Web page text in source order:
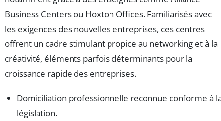
Business Centers ou Hoxton Offices. Familiarisés avec
les exigences des nouvelles entreprises, ces centres
offrent un cadre stimulant propice au networking et à la
créativité, éléments parfois déterminants pour la
croissance rapide des entreprises.
Domiciliation professionnelle reconnue conforme à
législation.